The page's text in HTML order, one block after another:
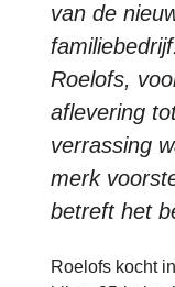
van de
Roelofs,
aflevering
verrassing
merk
betreft het
Roelofs kocht